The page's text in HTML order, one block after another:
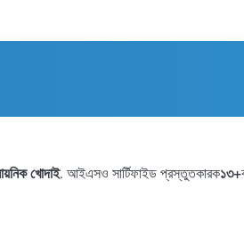
খোদাই. আইএসও সার্টিফাইড প্রস্তুতকারক১৩+